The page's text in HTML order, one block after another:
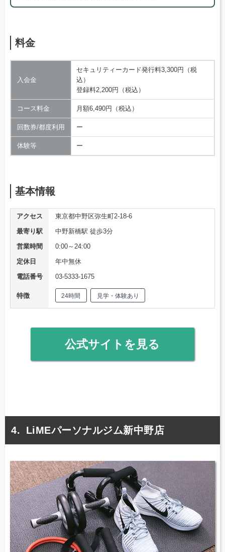
料金
入会金
セキュリティーカード発行料3,300円（税
込）
登録料2,200円（税込）
コース料金 月額6,490円（税込）
回数券/都度利用 ー
体験等 ー
基本情報
アクセス
東京都中野区弥生町2-18-6
最寄り駅
中野新橋駅 徒歩3分
営業時間
0:00～24:00
定休日
年中無休
電話番号
03-5333-1675
特徴 24時間 見学・体験あり
公式サイトを見る
LiMEパーソナルジム新中野店